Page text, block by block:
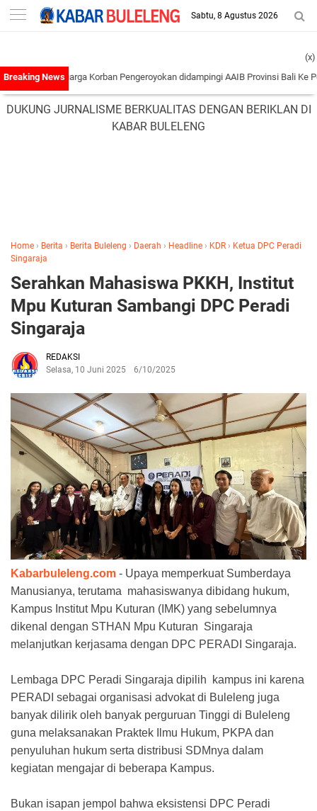
-->
Sabtu, 8 Agustus 2026
Keluarga Korban Pengeroyokan didampingi AAIB Provinsi Bali Ke Polres
(x)
DUKUNG JURNALISME BERKUALITAS DENGAN BERIKLAN DI
KABAR BULELENG
Home › Berita › Berita Buleleng › Daerah › Headline › KDR › Ketua DPC Peradi
Singaraja
Serahkan Mahasiswa PKKH, Institut
Mpu Kuturan Sambangi DPC Peradi
Singaraja
REDAKSI
Selasa, 10 Juni 2025
6/10/2025
Kabarbuleleng.com - Upaya memperkuat Sumberdaya
Manusianya, terutama mahasiswanya dibidang hukum,
Kampus Institut Mpu Kuturan (IMK) yang sebelumnya
dikenal dengan STHAN Mpu Kuturan Singaraja
melanjutkan kerjasama dengan DPC PERADI Singaraja.
Lembaga DPC Peradi Singaraja dipilih kampus ini karena
PERADI sebagai organisasi advokat di Buleleng juga
banyak dilirik oleh banyak perguruan Tinggi di Buleleng
guna melaksanakan Praktek Ilmu Hukum, PKPA dan
penyuluhan hukum serta distribusi SDMnya dalam
kegiatan mengajar di beberapa Kampus.
Bukan isapan jempol bahwa eksistensi DPC Peradi